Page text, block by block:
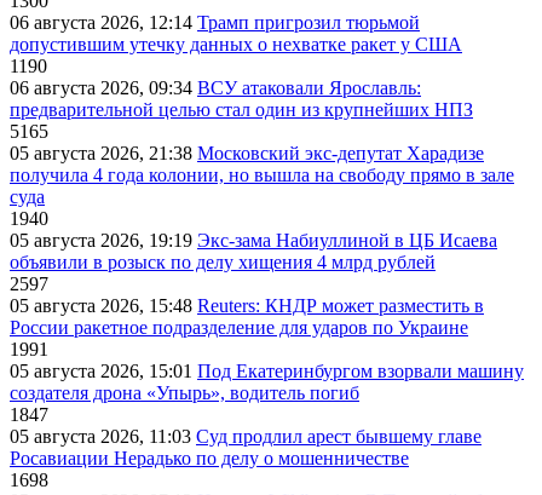
06 августа 2026, 12:14 Трамп пригрозил тюрьмой
допустившим утечку данных о нехватке ракет у США
1190
06 августа 2026, 09:34 ВСУ атаковали Ярославль:
предварительной целью стал один из крупнейших НПЗ
5165
05 августа 2026, 21:38 Московский экс-депутат Харадизе
получила 4 года колонии, но вышла на свободу прямо в зале
суда
1940
05 августа 2026, 19:19 Экс-зама Набиуллиной в ЦБ Исаева
объявили в розыск по делу хищения 4 млрд рублей
2597
05 августа 2026, 15:48 Reuters: КНДР может разместить в
России ракетное подразделение для ударов по Украине
1991
05 августа 2026, 15:01 Под Екатеринбургом взорвали машину
создателя дрона «Упырь», водитель погиб
1847
05 августа 2026, 11:03 Суд продлил арест бывшему главе
Росавиации Нерадько по делу о мошенничестве
1698